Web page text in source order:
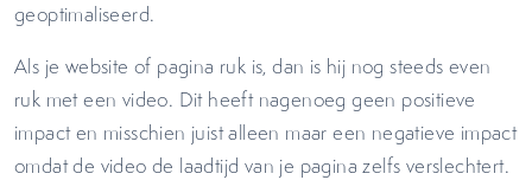
geoptimaliseerd.
Als je website of pagina ruk is, dan is hij nog steeds even
ruk met een video. Dit heeft nagenoeg geen positieve
impact en misschien juist alleen maar een negatieve impact
omdat de video de laadtijd van je pagina zelfs verslechtert.